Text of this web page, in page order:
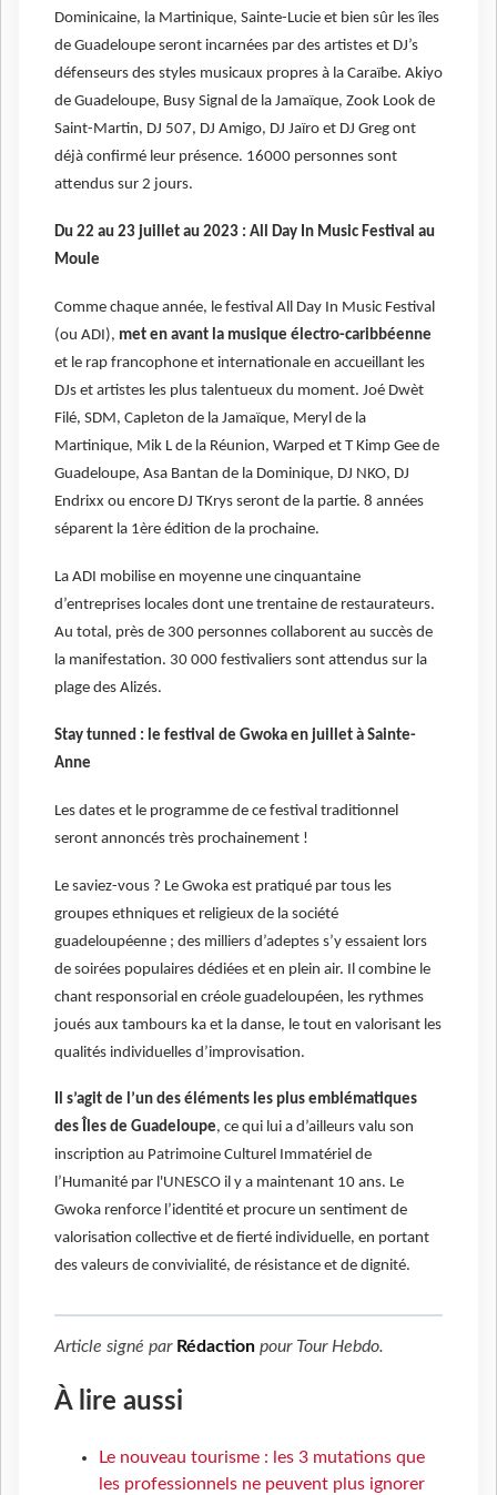
Dominicaine, la Martinique, Sainte-Lucie et bien sûr les îles
de Guadeloupe seront incarnées par des artistes et DJ’s
défenseurs des styles musicaux propres à la Caraïbe. Akiyo
de Guadeloupe, Busy Signal de la Jamaïque, Zook Look de
Saint-Martin, DJ 507, DJ Amigo, DJ Jaïro et DJ Greg ont
déjà confirmé leur présence. 16000 personnes sont
attendus sur 2 jours.
Du 22 au 23 juillet au 2023 : All Day In Music Festival au
Moule
Comme chaque année, le festival All Day In Music Festival
(ou ADI), met en avant la musique électro-caribbéenne
et le rap francophone et internationale en accueillant les
DJs et artistes les plus talentueux du moment. Joé Dwèt
Filé, SDM, Capleton de la Jamaïque, Meryl de la
Martinique, Mik L de la Réunion, Warped et T Kimp Gee de
Guadeloupe, Asa Bantan de la Dominique, DJ NKO, DJ
Endrixx ou encore DJ TKrys seront de la partie. 8 années
séparent la 1ère édition de la prochaine.
La ADI mobilise en moyenne une cinquantaine
d’entreprises locales dont une trentaine de restaurateurs.
Au total, près de 300 personnes collaborent au succès de
la manifestation. 30 000 festivaliers sont attendus sur la
plage des Alizés.
Stay tunned : le festival de Gwoka en juillet à Sainte-
Anne
Les dates et le programme de ce festival traditionnel
seront annoncés très prochainement !
Le saviez-vous ? Le Gwoka est pratiqué par tous les
groupes ethniques et religieux de la société
guadeloupéenne ; des milliers d’adeptes s’y essaient lors
de soirées populaires dédiées et en plein air. Il combine le
chant responsorial en créole guadeloupéen, les rythmes
joués aux tambours ka et la danse, le tout en valorisant les
qualités individuelles d’improvisation.
Il s’agit de l’un des éléments les plus emblématiques
des Îles de Guadeloupe, ce qui lui a d’ailleurs valu son
inscription au Patrimoine Culturel Immatériel de
l’Humanité par l'UNESCO il y a maintenant 10 ans. Le
Gwoka renforce l’identité et procure un sentiment de
valorisation collective et de fierté individuelle, en portant
des valeurs de convivialité, de résistance et de dignité.
Article signé par Rédaction pour Tour Hebdo.
À lire aussi
Le nouveau tourisme : les 3 mutations que
les professionnels ne peuvent plus ignorer